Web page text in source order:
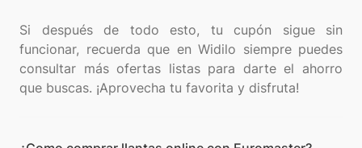
Si después de todo esto, tu cupón sigue sin
funcionar, recuerda que en Widilo siempre puedes
consultar más ofertas listas para darte el ahorro